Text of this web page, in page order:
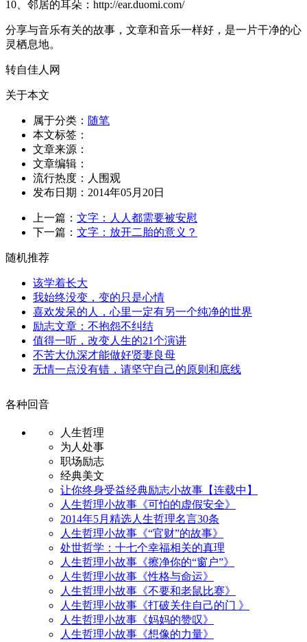
10、邻居的耳朵：http://ear.duomi.com/
分享与音乐有关的故事，文章和音乐一样好，是一片干净的心
灵栖息地。
转自佳人网
关于本文
属于分类： 随笔
本文标签：
文章来源：
文章编辑：
流行热度： 人围观
发布日期：2014年05月20日
上一篇： 文字：人人都需要被安慰
下一篇： 文字：放开二胎的意义？
随机推荐
该学着长大
我始终没变，变的只是心情
喜欢发呆的人，心里一定有另一个纯净的世界
励志文章：不抱怨不纠结
值得一听，改变人生的21个演讲
不苦大仇深才能做好贤妻良母
无情一点没有错，请坚守自己的原则和底线
各种回音
人生哲理
为人处事
职场励志
经典美文
让你终身受益经典励志小故事【连载中】
人生哲理小故事《可怕的虚假安全》
2014年5月精选人生哲理名言30条
人生哲理小故事《“官财”的故事》
处世哲学：十七个幸福相关的真理
人生哲理小故事《擦净你的“窗户”》
人生哲理小故事《性格与命运》
人生哲理小故事《不要和老鼠比赛》
人生哲理小故事《打破关住自己的门 》
人生哲理小故事《妈妈的赞叹》
人生哲理小故事《想像的力量》